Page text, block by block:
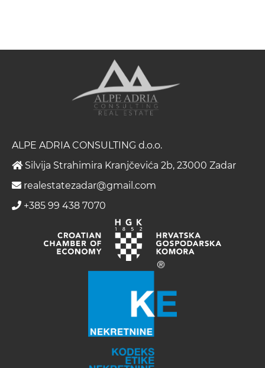
ALPE ADRIA CONSULTING d.o.o.
Silvija Strahimira Kranjčevića 2b, 23000 Zadar
realestatezadar@gmail.com
+385 99 438 7070